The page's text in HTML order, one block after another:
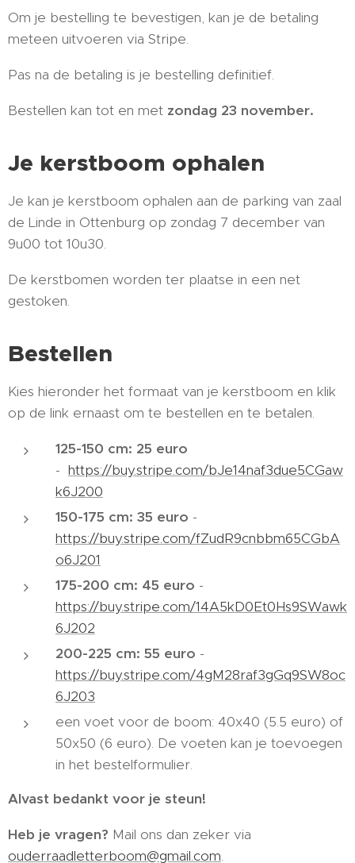
Om je bestelling te bevestigen, kan je de betaling
meteen uitvoeren via Stripe.
Pas na de betaling is je bestelling definitief.
Bestellen kan tot en met zondag 23 november.
Je kerstboom ophalen
Je kan je kerstboom ophalen aan de parking van zaal
de Linde in Ottenburg op zondag 7 december van
9u00 tot 10u30.
De kerstbomen worden ter plaatse in een net
gestoken.
Bestellen
Kies hieronder het formaat van je kerstboom en klik
op de link ernaast om te bestellen en te betalen.
125-150 cm: 25 euro
- https://buy.stripe.com/bJe14naf3due5CGaw
k6J200
150-175 cm: 35 euro -
https://buy.stripe.com/fZudR9cnbbm65CGbA
o6J201
175-200 cm: 45 euro -
https://buy.stripe.com/14A5kD0Et0Hs9SWawk
6J202
200-225 cm: 55 euro -
https://buy.stripe.com/4gM28raf3gGq9SW8oc
6J203
een voet voor de boom: 40x40 (5.5 euro) of
50x50 (6 euro). De voeten kan je toevoegen
in het bestelformulier.
Alvast bedankt voor je steun!
Heb je vragen? Mail ons dan zeker via
ouderraadletterboom@gmail.com.